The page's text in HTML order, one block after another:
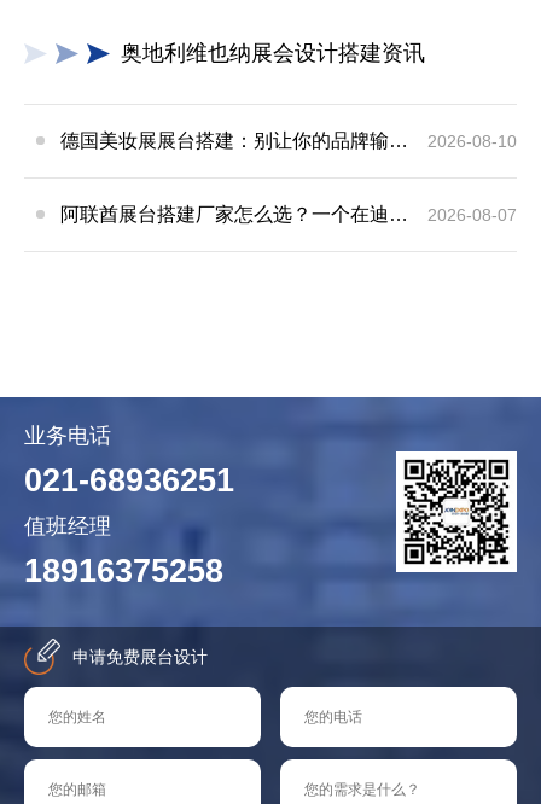
奥地利维也纳展会设计搭建资讯
德国美妆展展台搭建：别让你的品牌输在“最后一平米” 2026-08-10
阿联酋展台搭建厂家怎么选？一个在迪拜踩过坑的人跟你说点实话 2026-08-07
业务电话
021-68936251
值班经理
18916375258
申请免费展台设计